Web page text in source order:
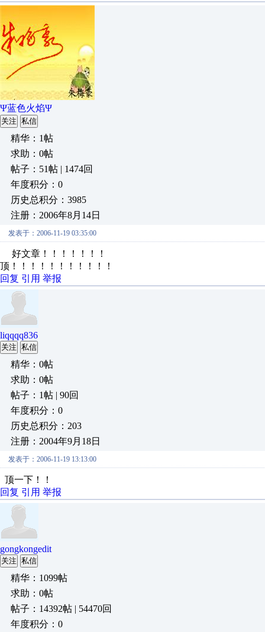
Ψ蓝色火焰Ψ
关注 私信
精华：1帖
求助：0帖
帖子：51帖 | 1474回
年度积分：0
历史总积分：3985
注册：2006年8月14日
发表于：2006-11-19 03:35:00
好文章！！！！！！！
顶！！！！！！！！！！！
回复 引用 举报
liqqqq836
关注 私信
精华：0帖
求助：0帖
帖子：1帖 | 90回
年度积分：0
历史总积分：203
注册：2004年9月18日
发表于：2006-11-19 13:13:00
顶一下！！
回复 引用 举报
gongkongedit
关注 私信
精华：1099帖
求助：0帖
帖子：14392帖 | 54470回
年度积分：0